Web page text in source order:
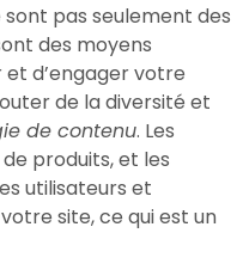
pas seulement des
des moyens
et d’engager votre
de la diversité et
de contenu. Les
produits, et les
utilisateurs et
site, ce qui est un